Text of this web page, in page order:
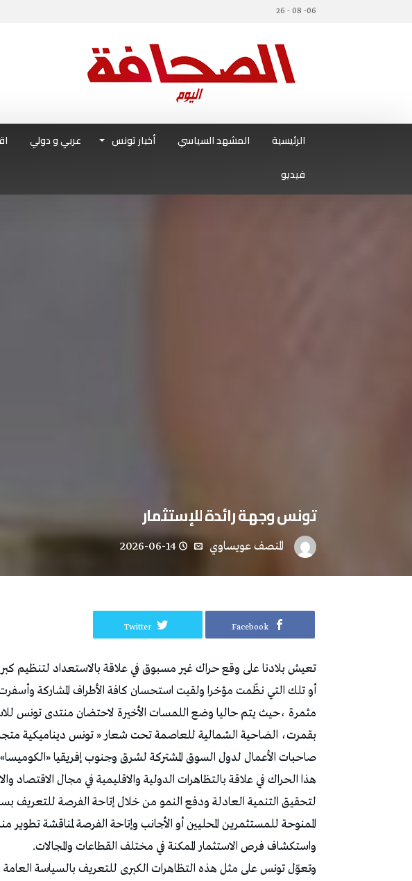
06- 08 - 26
الرئيسية المشهد السياسي أخبار تونس عربي و دولي
فيديو
تونس وجهة رائدة للإستثمار
المنصف عويساوي 2026-06-14
Facebook
Twitter
تعيش بلادنا على وقع حراك غير مسبوق في علاقة بالاستعداد لتنظيم
أو تلك التي نظّمت مؤخرا ولقيت استحسان كافة الأطراف المشاركة
بقمرت، الضاحية الشمالية للعاصمة تحت شعار « تونس ديناميكية
صاحبات الأعمال لدول السوق المشتركة لشرق وجنوب إفريقيا «الكوميسا»، من 28 جوان إلى 3 جويلية
هذا الحراك في علاقة بالتظاهرات الدولية والاقليمية في مجال الاقتصاد
لتحقيق التنمية العادلة ودفع النمو من خلال إتاحة الفرصة للتعريف
الممنوحة للمستثمرين المحليين أو الأجانب وإتاحة الفرصة لمناقشة تطوير
واستكشاف فرص الاستثمار الممكنة في مختلف القطاعات والمجالات.
وتعوّل تونس على مثل هذه التظاهرات الكبرى للتعريف بالسياسة العامة